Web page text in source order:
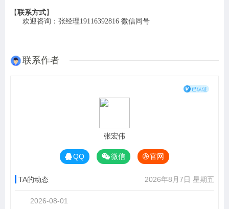
【联系方式】
欢迎咨询：张经理19116392816 微信同号
联系作者
张宏伟
QQ 微信 官网
TA的动态 2026年8月7日 星期五
2026-08-01